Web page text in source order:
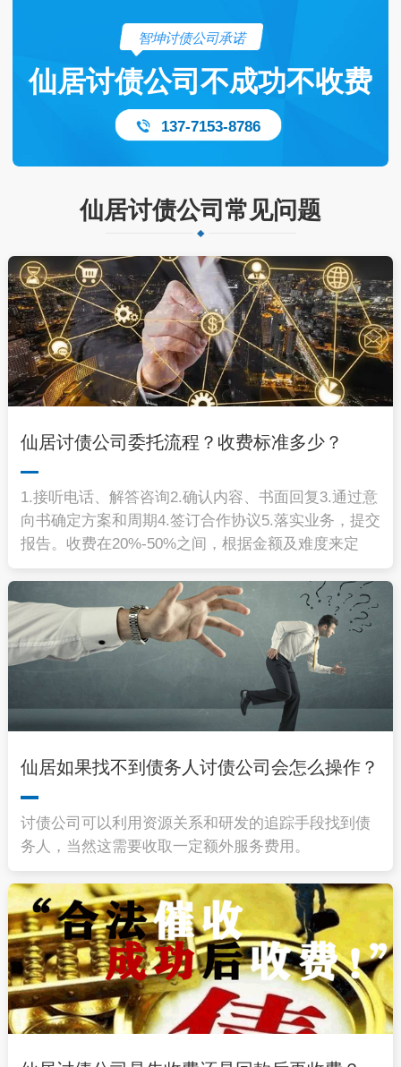
智坤讨债公司承诺
仙居讨债公司不成功不收费
137-7153-8786
仙居讨债公司常见问题
仙居讨债公司委托流程？收费标准多少？
1.接听电话、解答咨询2.确认内容、书面回复3.通过意
向书确定方案和周期4.签订合作协议5.落实业务，提交
报告。收费在20%-50%之间，根据金额及难度来定
仙居如果找不到债务人讨债公司会怎么操作？
讨债公司可以利用资源关系和研发的追踪手段找到债
务人，当然这需要收取一定额外服务费用。